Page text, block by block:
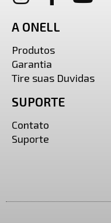
A ONELL
Produtos
Garantia
Tire suas Duvidas
SUPORTE
Contato
Suporte